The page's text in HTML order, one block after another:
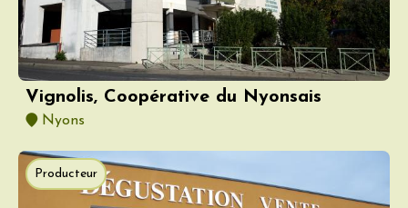
Vignolis, Coopérative du Nyonsais
Nyons
Producteur